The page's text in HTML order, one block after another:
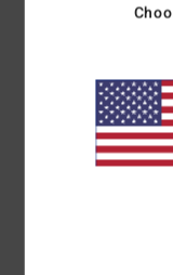
basierend auf1